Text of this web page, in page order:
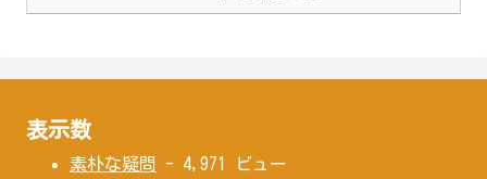
表示数
素朴な疑問 - 4,971 ビュー